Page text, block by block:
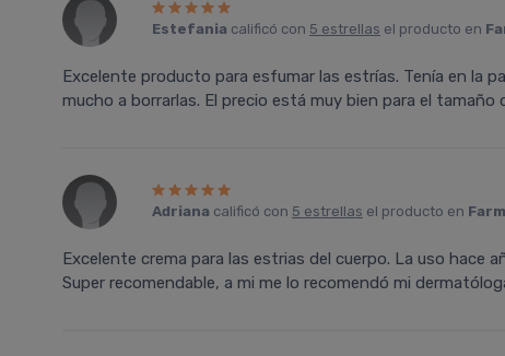
Estefania calificó con 5 estrellas el producto en
Excelente producto para esfumar las estrías. Tenía en la
mucho a borrarlas. El precio está muy bien para el tamaño
Adriana calificó con 5 estrellas el producto en
Excelente crema para las estrias del cuerpo. La uso hace
Super recomendable, a mi me lo recomendó mi